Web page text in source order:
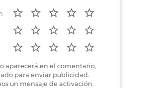
aparecerá en el comentario,
para enviar publicidad.
un mensaje de activación.